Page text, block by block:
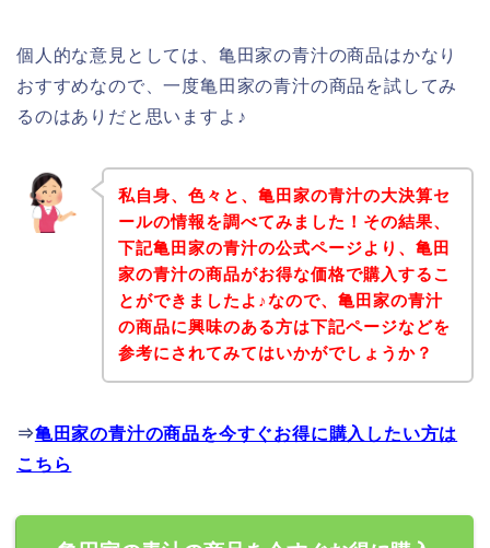
個人的な意見としては、亀田家の青汁の商品はかなり
おすすめなので、一度亀田家の青汁の商品を試してみ
るのはありだと思いますよ♪
私自身、色々と、亀田家の青汁の大決算セ
ールの情報を調べてみました！その結果、
下記亀田家の青汁の公式ページより、亀田
家の青汁の商品がお得な価格で購入するこ
とができましたよ♪なので、亀田家の青汁
の商品に興味のある方は下記ページなどを
参考にされてみてはいかがでしょうか？
⇒亀田家の青汁の商品を今すぐお得に購入したい方は
こちら